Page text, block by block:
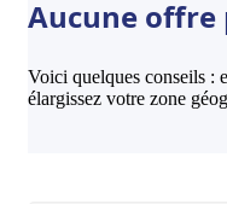
Aucune offre
Voici quelques conseils :
élargissez votre zone